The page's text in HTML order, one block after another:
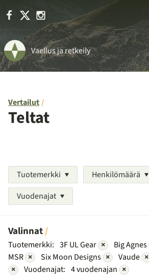
Facebook Instagram
Vaellus ja retkeily
Vertailut
Teltat
Tuotemerkki
Henkilömäärä
Vuodenajat
Valinnat
Tuotemerkki: 3F UL Gear × Big Agnes
MSR × Six Moon Designs × Vaude ×
×
Vuodenajat: 4 vuodenajan ×